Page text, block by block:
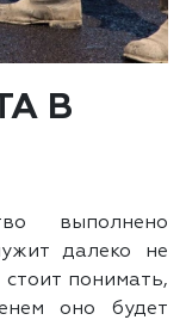
В
выполнено
далеко не
понимать,
оно будет